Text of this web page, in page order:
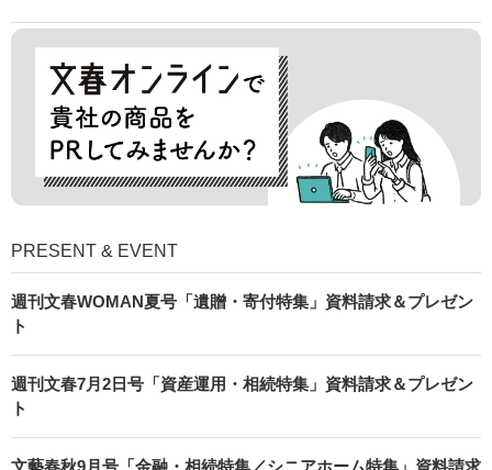
PRESENT & EVENT
週刊文春WOMAN夏号「遺贈・寄付特集」資料請求＆プレゼン
ト
週刊文春7月2日号「資産運用・相続特集」資料請求＆プレゼン
ト